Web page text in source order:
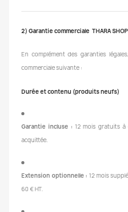
2) Garantie commerciale THARA SHOP
En complément des garanties
commerciale suivante :
Durée et contenu (produits neufs)
Garantie incluse : 12 mois gratuits
acquittée.
Extension optionnelle : 12 mois
60 € HT.